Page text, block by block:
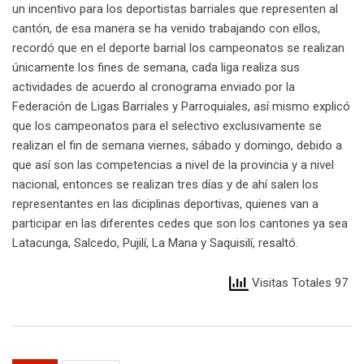
un incentivo para los deportistas barriales que representen al
cantón, de esa manera se ha venido trabajando con ellos,
recordó que en el deporte barrial los campeonatos se realizan
únicamente los fines de semana, cada liga realiza sus
actividades de acuerdo al cronograma enviado por la
Federación de Ligas Barriales y Parroquiales, así mismo explicó
que los campeonatos para el selectivo exclusivamente se
realizan el fin de semana viernes, sábado y domingo, debido a
que así son las competencias a nivel de la provincia y a nivel
nacional, entonces se realizan tres días y de ahí salen los
representantes en las diciplinas deportivas, quienes van a
participar en las diferentes cedes que son los cantones ya sea
Latacunga, Salcedo, Pujilí, La Mana y Saquisilí, resaltó.
Visitas Totales 97